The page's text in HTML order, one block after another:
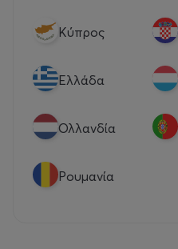
Κύπρος
Eλλάδα
Ολλανδία
Ρουμανία